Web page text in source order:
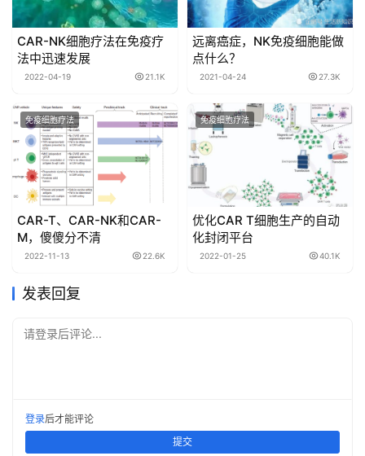
CAR-NK细胞疗法在免疫疗
法中迅速发展
2022-04-19 21.1K
远离癌症，NK免疫细胞能做
点什么？
2021-04-24 27.3K
免疫细胞疗法
CAR-T、CAR-NK和CAR-
M，傻傻分不清
2022-11-13 22.6K
免疫细胞疗法
优化CAR T细胞生产的自动
化封闭平台
2022-01-25 40.1K
发表回复
请登录后评论...
登录后才能评论
提交